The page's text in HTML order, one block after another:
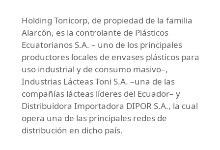
Holding Tonicorp, de propiedad de la familia
Alarcón, es la controlante de Plásticos
Ecuatorianos S.A. – uno de los principales
productores locales de envases plásticos para
uso industrial y de consumo masivo–,
Industrias Lácteas Toni S.A. –una de las
compañías lácteas líderes del Ecuador– y
Distribuidora Importadora DIPOR S.A., la cual
opera una de las principales redes de
distribución en dicho país.